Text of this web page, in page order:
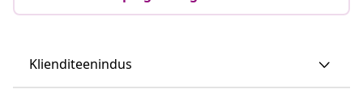
Klienditeenindus